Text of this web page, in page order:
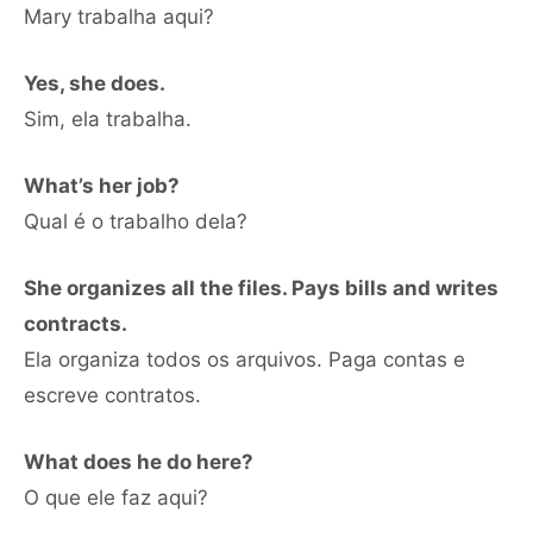
Mary trabalha aqui?
Yes, she does.
Sim, ela trabalha.
What’s her job?
Qual é o trabalho dela?
She organizes all the files. Pays bills and writes
contracts.
Ela organiza todos os arquivos. Paga contas e
escreve contratos.
What does he do here?
O que ele faz aqui?